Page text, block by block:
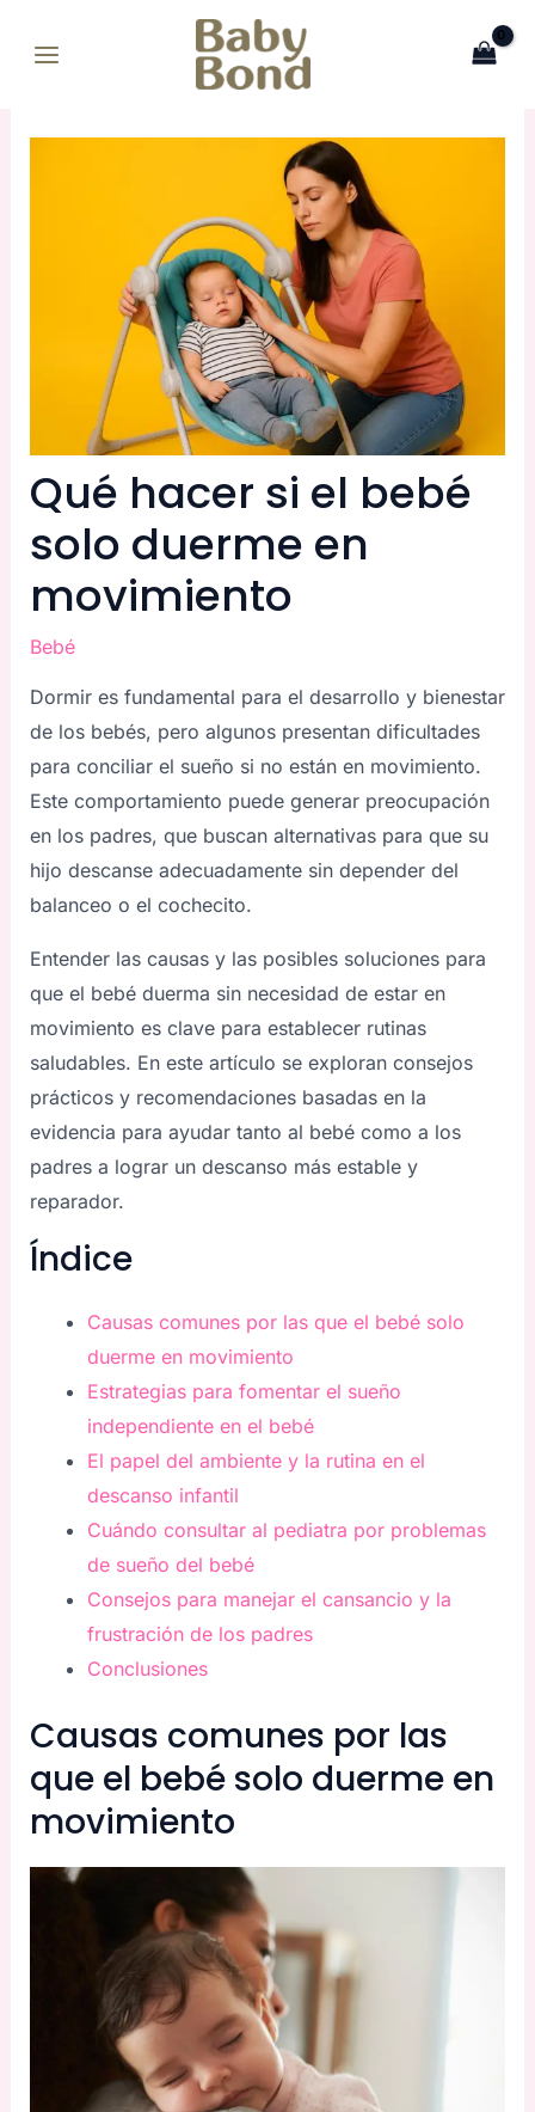
MENU
Qué hacer si el bebé
solo duerme en
movimiento
Bebé
Dormir es fundamental para el desarrollo y bienestar
de los bebés, pero algunos presentan dificultades
para conciliar el sueño si no están en movimiento.
Este comportamiento puede generar preocupación
en los padres, que buscan alternativas para que su
hijo descanse adecuadamente sin depender del
balanceo o el cochecito.
Entender las causas y las posibles soluciones para
que el bebé duerma sin necesidad de estar en
movimiento es clave para establecer rutinas
saludables. En este artículo se exploran consejos
prácticos y recomendaciones basadas en la
evidencia para ayudar tanto al bebé como a los
padres a lograr un descanso más estable y
reparador.
Índice
Causas comunes por las que el bebé solo
duerme en movimiento
Estrategias para fomentar el sueño
independiente en el bebé
El papel del ambiente y la rutina en el
descanso infantil
Cuándo consultar al pediatra por problemas
de sueño del bebé
Consejos para manejar el cansancio y la
frustración de los padres
Conclusiones
Causas comunes por las
que el bebé solo duerme en
movimiento